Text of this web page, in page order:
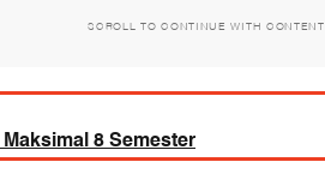
SCROLL TO CONTINUE WITH CONTENT
8 Semester